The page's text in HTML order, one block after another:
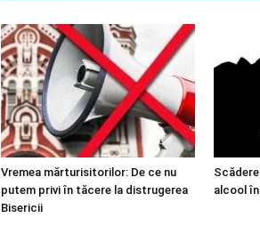
Vremea mărturisitorilor: De ce nu
putem privi în tăcere la distrugerea
Bisericii
alcool